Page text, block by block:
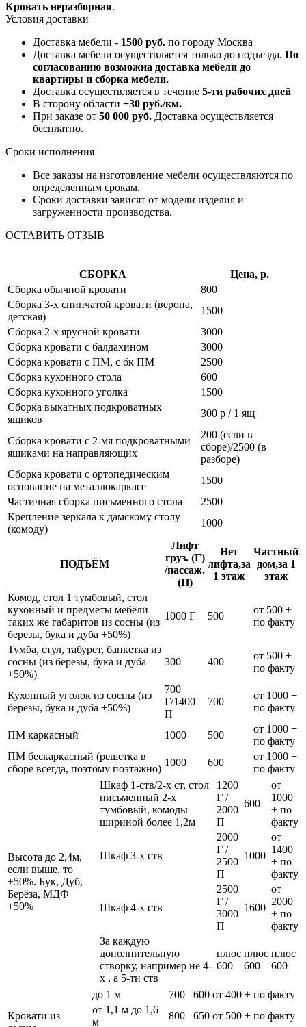
Кровать неразборная.
Условия доставки
Доставка мебели - 1500 руб. по городу Москва
Доставка мебели осуществляется только до подъезда. По
согласованию возможна доставка мебели до
квартиры и сборка мебели.
Доставка осуществляется в течение 5-ти рабочих дней
В сторону области +30 руб./км.
При заказе от 50 000 руб. Доставка осуществляется
бесплатно.
Сроки исполнения
Все заказы на изготовление мебели осуществляются по
определенным срокам.
Сроки доставки зависят от модели изделия и
загруженности производства.
ОСТАВИТЬ ОТЗЫВ
СБОРКА
Цена, р.
Сборка обычной кровати
800
Сборка 3-х спинчатой кровати (верона,
детская)
1500
Сборка 2-х ярусной кровати
3000
Сборка кровати с балдахином
3000
Сборка кровати с ПМ, с бк ПМ
2500
Сборка кухонного стола
600
Сборка кухонного уголка
1500
Сборка выкатных подкроватных
ящиков
300 р / 1 ящ
Сборка кровати с 2-мя подкроватными
ящиками на направляющих
200 (если в
сборе)/2500 (в
разборе)
Сборка кровати с ортопедическим
основание на металлокаркасе
1500
Частичная сборка письменного стола
2500
Крепление зеркала к дамскому столу
(комоду)
1000
ПОДЪЁМ
Лифт
груз. (Г)
/пассаж.
(П)
Нет
лифта,за
1 этаж
Частный
дом,за 1
этаж
Комод, стол 1 тумбовый, стол
кухонный и предметы мебели
таких же габаритов из сосны (из
березы, бука и дуба +50%)
1000 Г 500
от 500 +
по факту
Тумба, стул, табурет, банкетка из
сосны (из березы, бука и дуба
+50%)
300 400
от 500 +
по факту
Кухонный уголок из сосны (из
березы, бука и дуба +50%)
700
Г/1400
П
700
от 1000 +
по факту
ПМ каркасный 1000 500
от 1000 +
по факту
ПМ бескаркасный (решетка в
сборе всегда, поэтому поэтажно)
1000 600
от 1000 +
по факту
Высота до 2,4м,
если выше, то
+50%. Бук, Дуб,
Берёза, МДФ
+50%
Шкаф 1-ств/2-х ст, стол
письменный 2-х
тумбовый, комоды
шириной более 1,2м
1200
Г /
2000
П
600
от
1000
+ по
факту
Шкаф 3-х ств
2000
Г /
2500
П
1000
от
1400
+ по
факту
Шкаф 4-х ств
2500
Г /
3000
П
1600
от
2000
+ по
факту
За каждую
дополнительную
створку, например не 4-
х , а 5-ти ств
плюс
600
плюс
600
плюс
600
Кровати из
до 1 м 700 600 от 400 + по факту
от 1,1 м до 1,6
м
800 650 от 500 + по факту